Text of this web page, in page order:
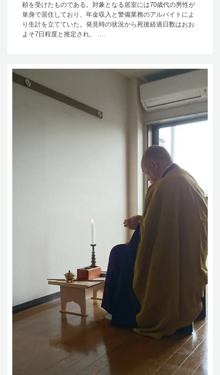
頼を受けたものである。対象となる居室には70歳代の男性が
単身で居住しており、年金収入と警備業務のアルバイトによ
り生計を立てていた。発見時の状況から死後経過日数はおお
よそ7日程度と推定され、 ....